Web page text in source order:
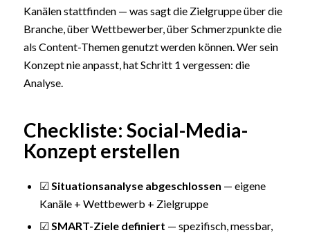
Kanälen stattfinden — was sagt die Zielgruppe über die
Branche, über Wettbewerber, über Schmerzpunkte die
als Content-Themen genutzt werden können. Wer sein
Konzept nie anpasst, hat Schritt 1 vergessen: die
Analyse.
Checkliste: Social-Media-
Konzept erstellen
☑ Situationsanalyse abgeschlossen — eigene
Kanäle + Wettbewerb + Zielgruppe
☑ SMART-Ziele definiert — spezifisch, messbar,